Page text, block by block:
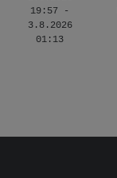
19:57 -
3.8.2026
01:13